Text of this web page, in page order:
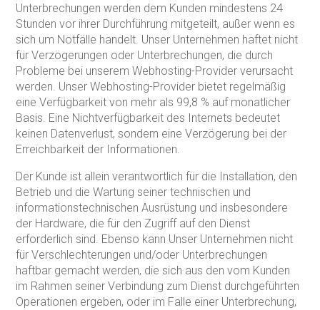
Unterbrechungen werden dem Kunden mindestens 24
Stunden vor ihrer Durchführung mitgeteilt, außer wenn es
sich um Notfälle handelt. Unser Unternehmen haftet nicht
für Verzögerungen oder Unterbrechungen, die durch
Probleme bei unserem Webhosting-Provider verursacht
werden. Unser Webhosting-Provider bietet regelmäßig
eine Verfügbarkeit von mehr als 99,8 % auf monatlicher
Basis. Eine Nichtverfügbarkeit des Internets bedeutet
keinen Datenverlust, sondern eine Verzögerung bei der
Erreichbarkeit der Informationen.
Der Kunde ist allein verantwortlich für die Installation, den
Betrieb und die Wartung seiner technischen und
informationstechnischen Ausrüstung und insbesondere
der Hardware, die für den Zugriff auf den Dienst
erforderlich sind. Ebenso kann Unser Unternehmen nicht
für Verschlechterungen und/oder Unterbrechungen
haftbar gemacht werden, die sich aus den vom Kunden
im Rahmen seiner Verbindung zum Dienst durchgeführten
Operationen ergeben, oder im Falle einer Unterbrechung,